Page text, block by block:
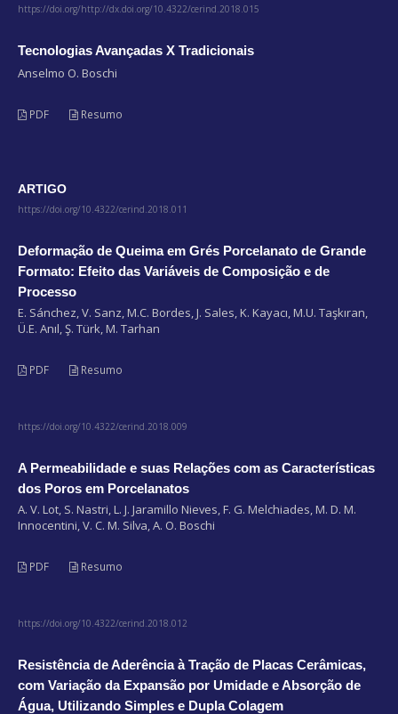
https://doi.org/http://dx.doi.org/10.4322/cerind.2018.015
Tecnologias Avançadas X Tradicionais
Anselmo O. Boschi
PDF Resumo
ARTIGO
https://doi.org/10.4322/cerind.2018.011
Deformação de Queima em Grés Porcelanato de Grande
Formato: Efeito das Variáveis de Composição e de
Processo
E. Sánchez, V. Sanz, M.C. Bordes, J. Sales, K. Kayacı, M.U. Taşkıran,
Ü.E. Anıl, Ş. Türk, M. Tarhan
PDF Resumo
https://doi.org/10.4322/cerind.2018.009
A Permeabilidade e suas Relações com as Características
dos Poros em Porcelanatos
A. V. Lot, S. Nastri, L. J. Jaramillo Nieves, F. G. Melchiades, M. D. M.
Innocentini, V. C. M. Silva, A. O. Boschi
PDF Resumo
https://doi.org/10.4322/cerind.2018.012
Resistência de Aderência à Tração de Placas Cerâmicas,
com Variação da Expansão por Umidade e Absorção de
Água, Utilizando Simples e Dupla Colagem